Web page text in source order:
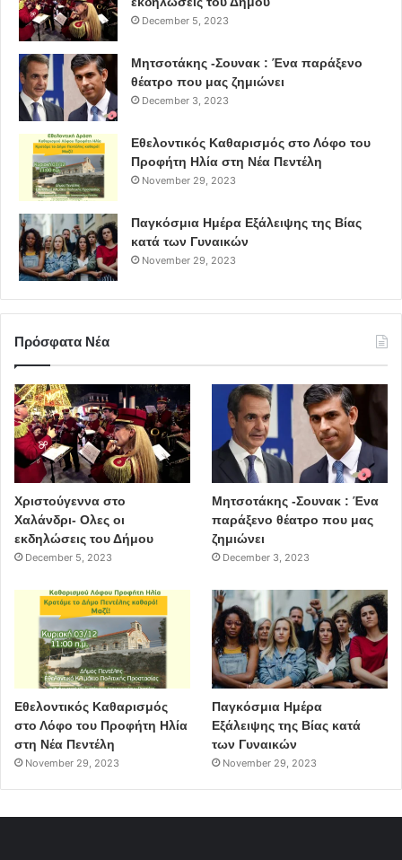
December 5, 2023
Μητσοτάκης -Σουνακ : Ένα παράξενο
θέατρο που μας ζημιώνει
December 3, 2023
Εθελοντικός Καθαρισμός στο Λόφο του
Προφήτη Ηλία στη Νέα Πεντέλη
November 29, 2023
Παγκόσμια Ημέρα Εξάλειψης της Βίας
κατά των Γυναικών
November 29, 2023
Πρόσφατα Νέα
Χριστούγεννα στο
Χαλάνδρι- Ολες οι
εκδηλώσεις του Δήμου
December 5, 2023
Μητσοτάκης -Σουνακ : Ένα
παράξενο θέατρο που μας
ζημιώνει
December 3, 2023
Εθελοντικός Καθαρισμός
στο Λόφο του Προφήτη Ηλία
στη Νέα Πεντέλη
November 29, 2023
Παγκόσμια Ημέρα
Εξάλειψης της Βίας κατά
των Γυναικών
November 29, 2023